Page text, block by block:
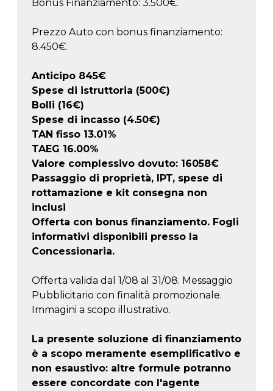
Bonus Finanziamento: 3.500€.
Prezzo Auto con bonus finanziamento:
8.450€.
Anticipo 845€
Spese di istruttoria (500€)
Bolli (16€)
Spese di incasso (4.50€)
TAN fisso 13.01%
TAEG 16.00%
Valore complessivo dovuto: 16058€
Passaggio di proprietà, IPT, spese di
rottamazione e kit consegna non
inclusi
Offerta con bonus finanziamento. Fogli
informativi disponibili presso la
Concessionaria.
Offerta valida dal 1/08 al 31/08. Messaggio
Pubblicitario con finalità promozionale.
Immagini a scopo illustrativo.
La presente soluzione di finanziamento
è a scopo meramente esemplificativo e
non esaustivo: altre formule potranno
essere concordate con l'agente